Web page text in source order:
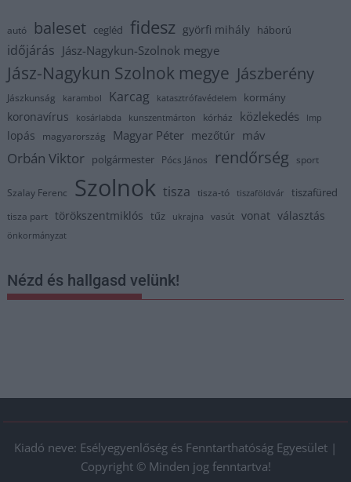
autó baleset cegléd fidesz györfi mihály háború
időjárás Jász-Nagykun-Szolnok megye
Jász-Nagykun Szolnok megye Jászberény
Jászkunság karambol Karcag katasztrófavédelem kormány
koronavírus kosárlabda kunszentmárton kórház közlekedés lmp
lopás magyarország Magyar Péter mezőtúr máv
Orbán Viktor polgármester Pócs János rendőrség sport
Szalay Ferenc Szolnok tisza tisza-tó tiszaföldvár tiszafüred
tisza part törökszentmiklós tűz ukrajna vasút vonat választás
önkormányzat
Nézd és hallgasd velünk!
Kiadó neve: Esélyegyenlőség és Fenntarthatóság Egyesület |
Copyright © Minden jog fenntartva!